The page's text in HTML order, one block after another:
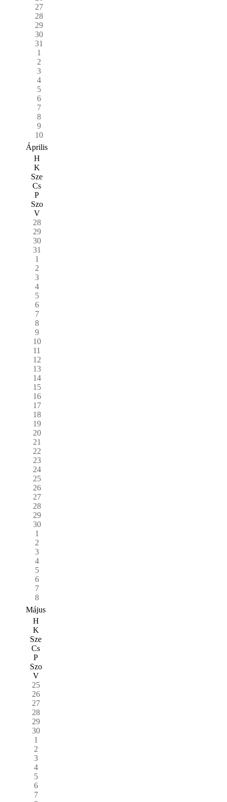
27
28
29
30
31
1
2
3
4
5
6
7
8
9
10
Április
H
K
Sze
Cs
P
Szo
V
28
29
30
31
1
2
3
4
5
6
7
8
9
10
11
12
13
14
15
16
17
18
19
20
21
22
23
24
25
26
27
28
29
30
1
2
3
4
5
6
7
8
Május
H
K
Sze
Cs
P
Szo
V
25
26
27
28
29
30
1
2
3
4
5
6
7